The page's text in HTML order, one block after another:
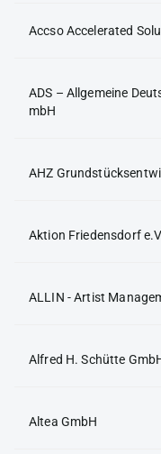
Accso Accelerated
ADS – Allgemeine
mbH
AHZ
Aktion Friedensdorf
ALLIN - Artist
Alfred H. Schütte
Altea GmbH